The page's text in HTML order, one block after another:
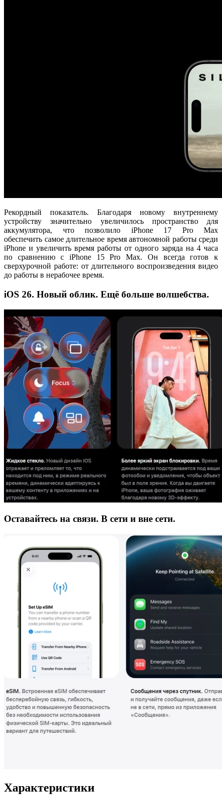
Рекордный показатель. Благодаря новому внутреннему
устройству значительно увеличилось пространство для
аккумулятора, что позволило iPhone 17 Pro Max
обеспечить самое длительное время автономной работы среди
iPhone и увеличить время работы от одного заряда на 4 часа
по сравнению с iPhone 15 Pro Max. Он всегда готов к
сверхурочной работе: от длительного воспроизведения видео
до работы в нерабочее время.
iOS 26. Новый облик. Ещё больше волшебства.
Оставайтесь на связи. В сети и вне сети.
Характеристики